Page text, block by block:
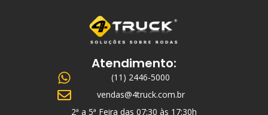
Atendimento:
(11) 2446-5000
vendas@4truck.com.br
2ª a 5ª Feira das 07:30 às 17:30h